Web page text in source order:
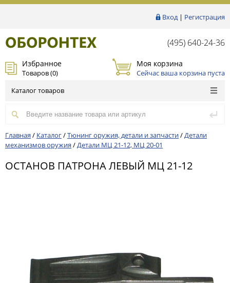
Вход| Регистрация
(495) 640-24-36
Избранное
Товаров (0)
Моя корзина
Сейчас ваша корзина пуста
Каталог товаров
Главная / Каталог/Тюнинг оружия, детали и запчасти/Детали
механизмов оружия /Детали МЦ 21-12, МЦ 20-01
ОСТАНОВ ПАТРОНА ЛЕВЫЙ МЦ 21-12